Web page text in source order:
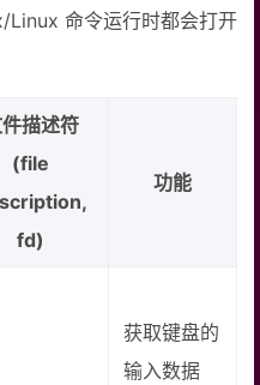
Linux 命令运行时都会打开
描述符
(file
fd)
功能
获取键盘的
输入数据